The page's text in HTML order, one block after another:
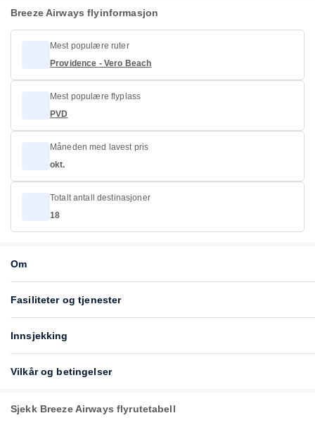
Breeze Airways flyinformasjon
Mest populære ruter
Providence - Vero Beach
Mest populære flyplass
PVD
Måneden med lavest pris
okt.
Totalt antall destinasjoner
18
Om
Fasiliteter og tjenester
Innsjekking
Vilkår og betingelser
Sjekk Breeze Airways flyrutetabell